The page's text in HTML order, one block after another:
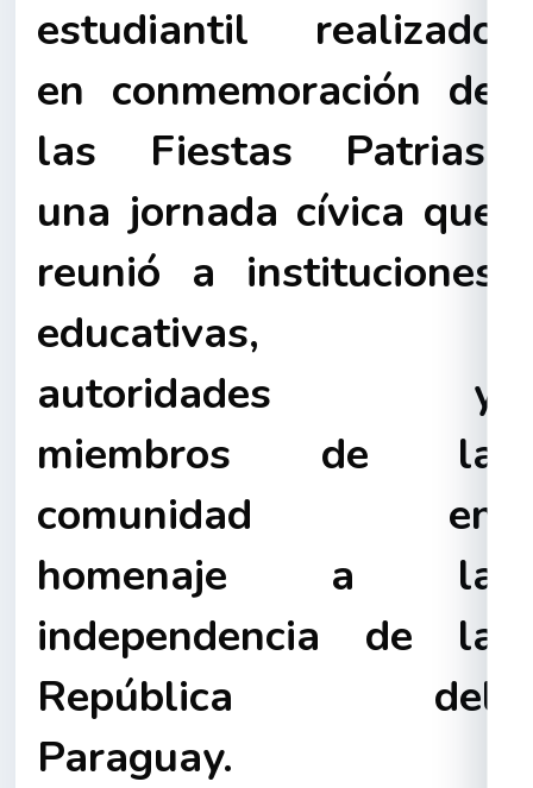
estudiantil realizado
en conmemoración de
las Fiestas Patrias
una jornada cívica que
reunió a instituciones
educativas,
autoridades y
miembros de la
comunidad en
homenaje a la
independencia de la
República del
Paraguay.